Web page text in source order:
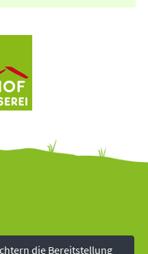
die Bereitstellung